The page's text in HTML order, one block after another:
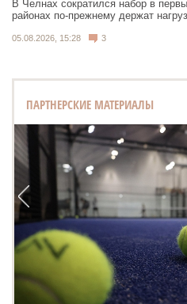
В Челнах сократился набор в
районах по-прежнему держат
05.08.2026, 15:28 3
ПАРТНЕРСКИЕ МАТЕРИАЛЫ